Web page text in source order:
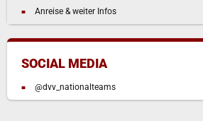
Anreise & weiter Infos
SOCIAL MEDIA
@dvv_nationalteams